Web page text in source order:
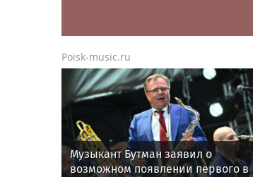
Poisk-music.ru
Музыкант Бутман заявил о
возможном появлении первого в